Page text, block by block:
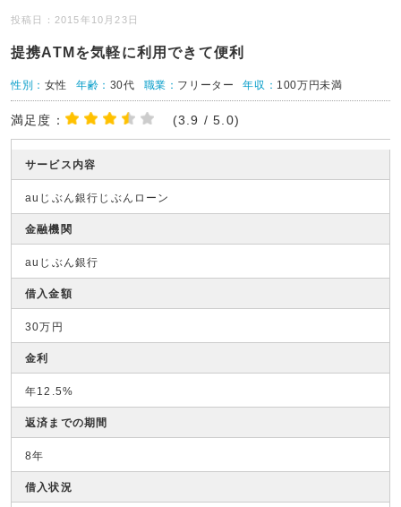
投稿日：2015年10月23日
提携ATMを気軽に利用できて便利
性別： 女性 年齢： 30代 職業： フリーター 年収： 100万円未満
満足度： (3.9 / 5.0)
サービス内容
auじぶん銀行じぶんローン
金融機関
auじぶん銀行
借入金額
30万円
金利
年12.5%
返済までの期間
8年
借入状況